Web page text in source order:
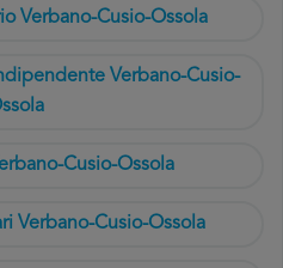
Verbano-Cusio-Ossola
Verbano-Cusio-
Cusio-Ossola
Verbano-Cusio-Ossola